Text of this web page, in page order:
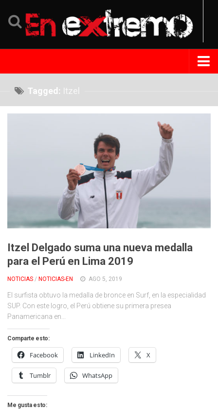
República Dominicana
Venezuela
Cambio Climático
Contacto
Tagged: Itzel
Itzel Delgado suma una nueva medalla
para el Perú en Lima 2019
NOTICIAS / NOTICIAS-EN AGO 5, 2019
El surfista obtuvo la medalla de bronce en Surf, en la especialidad
SUP. Con este logro, el Perú obtiene su primera presea
Panamericana en...
Comparte esto:
Facebook LinkedIn X
Tumblr WhatsApp
Me gusta esto: